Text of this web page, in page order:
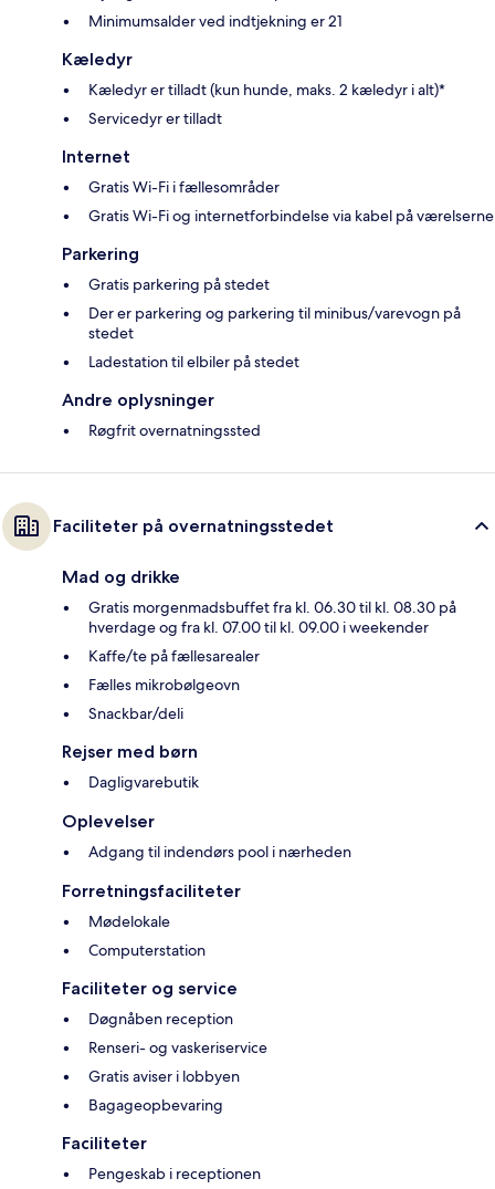
Minimumsalder ved indtjekning er 21
Kæledyr
Kæledyr er tilladt (kun hunde, maks. 2 kæledyr i alt)*
Servicedyr er tilladt
Internet
Gratis Wi-Fi i fællesområder
Gratis Wi-Fi og internetforbindelse via kabel på værelserne
Parkering
Gratis parkering på stedet
Der er parkering og parkering til minibus/varevogn på
stedet
Ladestation til elbiler på stedet
Andre oplysninger
Røgfrit overnatningssted
Faciliteter på overnatningsstedet
Mad og drikke
Gratis morgenmadsbuffet fra kl. 06.30 til kl. 08.30 på
hverdage og fra kl. 07.00 til kl. 09.00 i weekender
Kaffe/te på fællesarealer
Fælles mikrobølgeovn
Snackbar/deli
Rejser med børn
Dagligvarebutik
Oplevelser
Adgang til indendørs pool i nærheden
Forretningsfaciliteter
Mødelokale
Computerstation
Faciliteter og service
Døgnåben reception
Renseri- og vaskeriservice
Gratis aviser i lobbyen
Bagageopbevaring
Faciliteter
Pengeskab i receptionen